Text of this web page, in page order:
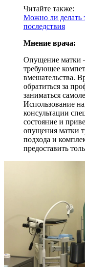
Читайте также:
Можно ли делать
последствия
Мнение врача:
Опущение матки –
требующее
вмешательства.
обратиться за
заниматься
Использование
консультации
состояние и
опущения матки
подхода и
предоставить